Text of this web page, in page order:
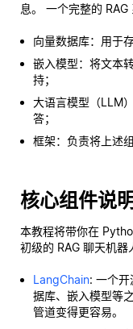
息。 一个完整的 RAG
向量数据库：用于
嵌入模型：将文本
持；
大语言模型（LLM
答；
框架：负责将上述
核心组件说明
本教程将带你在
初级的 RAG 聊天机器
LangChain: 一个
据库、嵌入模型等
管道变得更容易。